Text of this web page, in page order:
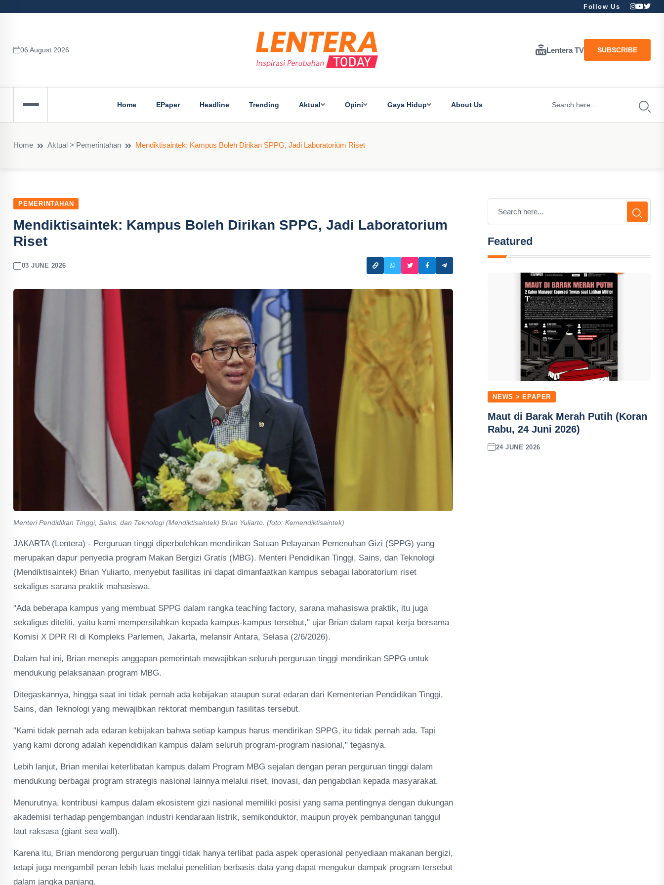
Follow Us
06 August 2026 Lentera TV SUBSCRIBE
Home EPaper Headline Trending Aktual Opini Gaya Hidup About Us
Home Aktual > Pemerintahan Mendiktisaintek: Kampus Boleh Dirikan SPPG, Jadi Laboratorium Riset
PEMERINTAHAN
Mendiktisaintek: Kampus Boleh Dirikan SPPG, Jadi Laboratorium
Riset
03 JUNE 2026
Menteri Pendidikan Tinggi, Sains, dan Teknologi (Mendiktisaintek) Brian Yuliarto. (foto: Kemendiktisaintek)
JAKARTA (Lentera) - Perguruan tinggi diperbolehkan mendirikan Satuan Pelayanan Pemenuhan Gizi (SPPG) yang
merupakan dapur penyedia program Makan Bergizi Gratis (MBG). Menteri Pendidikan Tinggi, Sains, dan Teknologi
(Mendiktisaintek) Brian Yuliarto, menyebut fasilitas ini dapat dimanfaatkan kampus sebagai laboratorium riset
sekaligus sarana praktik mahasiswa.
"Ada beberapa kampus yang membuat SPPG dalam rangka teaching factory, sarana mahasiswa praktik, itu juga
sekaligus diteliti, yaitu kami mempersilahkan kepada kampus-kampus tersebut," ujar Brian dalam rapat kerja bersama
Komisi X DPR RI di Kompleks Parlemen, Jakarta, melansir Antara, Selasa (2/6/2026).
Dalam hal ini, Brian menepis anggapan pemerintah mewajibkan seluruh perguruan tinggi mendirikan SPPG untuk
mendukung pelaksanaan program MBG.
Ditegaskannya, hingga saat ini tidak pernah ada kebijakan ataupun surat edaran dari Kementerian Pendidikan Tinggi,
Sains, dan Teknologi yang mewajibkan rektorat membangun fasilitas tersebut.
"Kami tidak pernah ada edaran kebijakan bahwa setiap kampus harus mendirikan SPPG, itu tidak pernah ada. Tapi
yang kami dorong adalah kependidikan kampus dalam seluruh program-program nasional," tegasnya.
Lebih lanjut, Brian menilai keterlibatan kampus dalam Program MBG sejalan dengan peran perguruan tinggi dalam
mendukung berbagai program strategis nasional lainnya melalui riset, inovasi, dan pengabdian kepada masyarakat.
Menurutnya, kontribusi kampus dalam ekosistem gizi nasional memiliki posisi yang sama pentingnya dengan dukungan
akademisi terhadap pengembangan industri kendaraan listrik, semikonduktor, maupun proyek pembangunan tanggul
laut raksasa (giant sea wall).
Karena itu, Brian mendorong perguruan tinggi tidak hanya terlibat pada aspek operasional penyediaan makanan bergizi,
tetapi juga mengambil peran lebih luas melalui penelitian berbasis data yang dapat mengukur dampak program tersebut
dalam jangka panjang.
Featured
NEWS > EPAPER
Maut di Barak Merah Putih (Koran
Rabu, 24 Juni 2026)
24 JUNE 2026